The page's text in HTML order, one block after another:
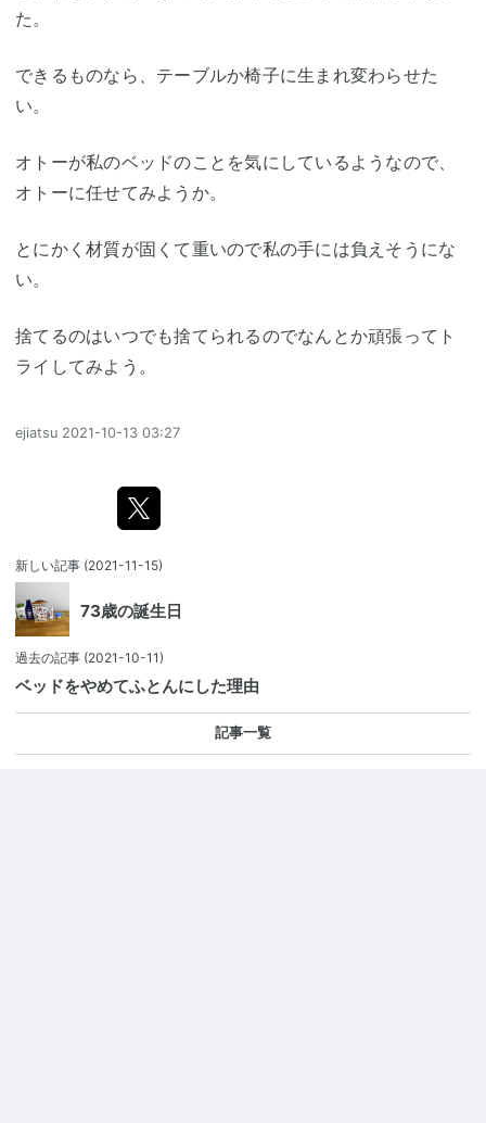
た。
できるものなら、テーブルか椅子に生まれ変わらせた
い。
オトーが私のベッドのことを気にしているようなので、
オトーに任せてみようか。
とにかく材質が固くて重いので私の手には負えそうにな
い。
捨てるのはいつでも捨てられるのでなんとか頑張ってト
ライしてみよう。
ejiatsu 2021-10-13 03:27
新しい記事 (2021-11-15)
73歳の誕生日
過去の記事 (2021-10-11)
ベッドをやめてふとんにした理由
記事一覧